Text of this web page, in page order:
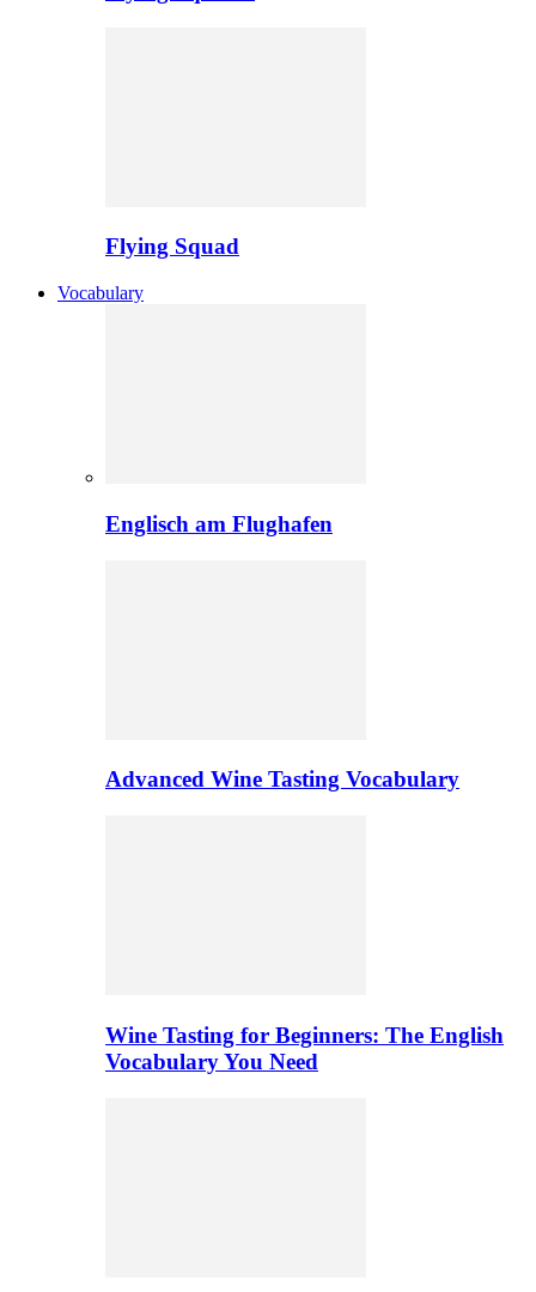
Flying Squad
Vocabulary
Englisch am Flughafen
Advanced Wine Tasting Vocabulary
Wine Tasting for Beginners: The English
Vocabulary You Need